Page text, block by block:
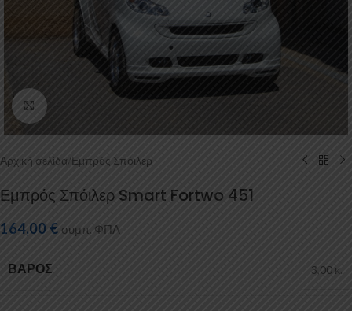
Κάντε κλικ για μεγέθυνση
Αρχική σελίδα/Εμπρός Σπόιλερ
Εμπρός Σπόιλερ Smart Fortwo 451
164,00 € συμπ. ΦΠΑ
ΒΆΡΟΣ 3,00 κ.